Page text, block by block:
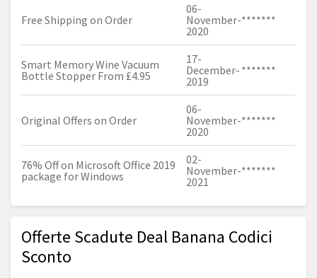
Free Shipping on Order
06-
November-
2020
*******
Smart Memory Wine Vacuum
Bottle Stopper From £4.95
17-
December-
2019
*******
Original Offers on Order
06-
November-
2020
*******
76% Off on Microsoft Office 2019
package for Windows
02-
November-
2021
*******
Offerte Scadute Deal Banana Codici
Sconto